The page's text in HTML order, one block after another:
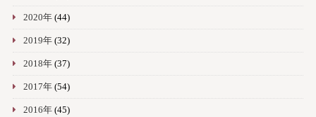
2020年(44)
2019年(32)
2018年(37)
2017年(54)
2016年(45)